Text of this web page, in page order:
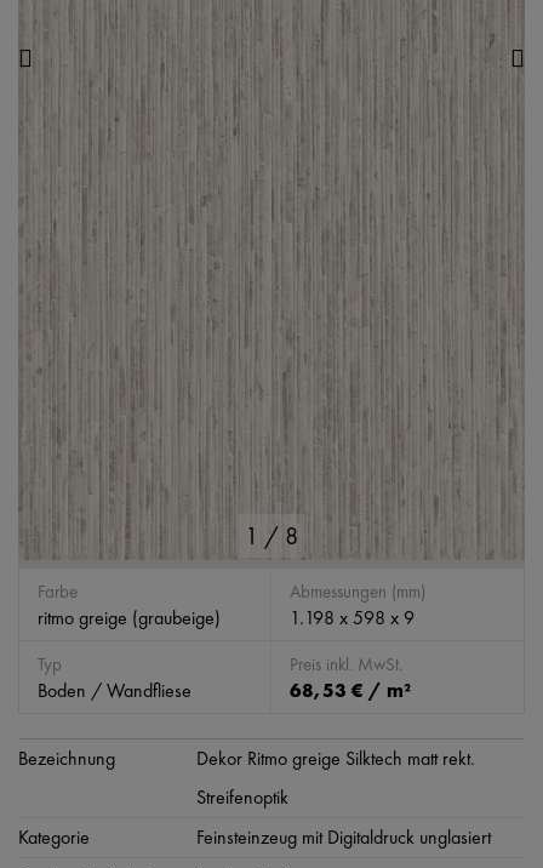
1 / 8
Farbe
ritmo greige (graubeige)
Abmessungen (mm)
1.198 x 598 x 9
Typ
Boden / Wandfliese
Preis inkl. MwSt.
68,53 € / m²
Bezeichnung
Dekor Ritmo greige Silktech matt rekt.
Streifenoptik
Kategorie
Feinsteinzeug mit Digitaldruck unglasiert